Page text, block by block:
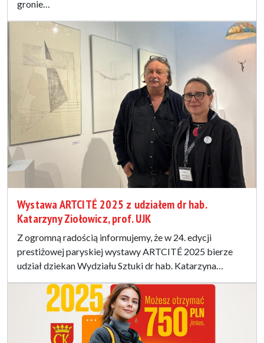
gronie…
Wystawa ARTCITÉ 2025 z udziałem dr hab.
Katarzyny Ziołowicz, prof. UJK
Z ogromną radością informujemy, że w 24. edycji
prestiżowej paryskiej wystawy ARTCITÉ 2025 bierze
udział dziekan Wydziału Sztuki dr hab. Katarzyna…